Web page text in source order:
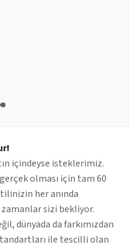
içindeyse isteklerimiz.
olması için tam 60
her anında
sizi bekliyor.
dünyada da farkımızdan
ile tescilli olan